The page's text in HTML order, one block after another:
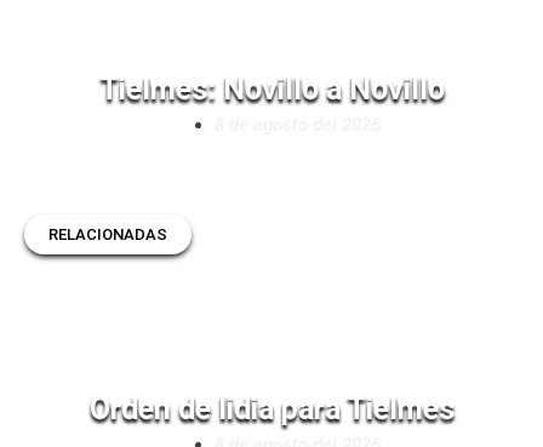
Tielmes: Novillo a Novillo
RELACIONADAS
Orden de lidia para Tielmes